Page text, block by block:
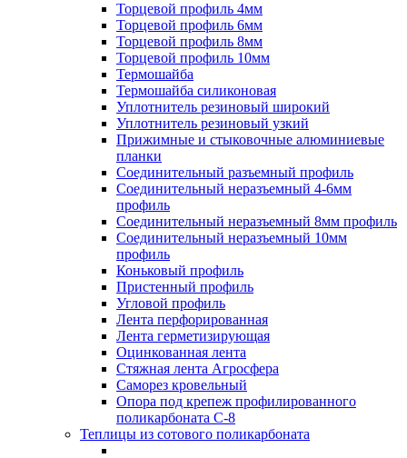
Торцевой профиль 4мм
Торцевой профиль 6мм
Торцевой профиль 8мм
Торцевой профиль 10мм
Термошайба
Термошайба силиконовая
Уплотнитель резиновый широкий
Уплотнитель резиновый узкий
Прижимные и стыковочные алюминиевые
планки
Соединительный разъемный профиль
Соединительный неразъемный 4-6мм
профиль
Соединительный неразъемный 8мм профиль
Соединительный неразъемный 10мм
профиль
Коньковый профиль
Пристенный профиль
Угловой профиль
Лента перфорированная
Лента герметизирующая
Оцинкованная лента
Стяжная лента Агросфера
Саморез кровельный
Опора под крепеж профилированного
поликарбоната С-8
Теплицы из сотового поликарбоната